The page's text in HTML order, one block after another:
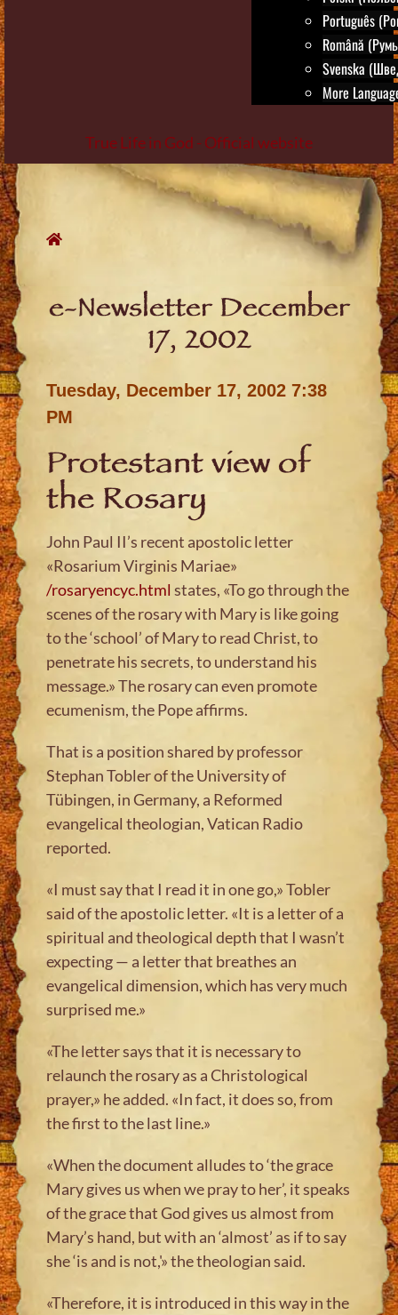
Português
Română
Svenska
More
True Life in God - Official website
Skip
to
content
e-Newsletter December
17, 2002
Tuesday, December 17, 2002 7:38
PM
Protestant view of
the Rosary
John Paul II’s recent apostolic letter
«Rosarium Virginis Mariae»
/rosaryencyc.html states, «To go through the
scenes of the rosary with Mary is like going
to the ‘school’ of Mary to read Christ, to
penetrate his secrets, to understand his
message.» The rosary can even promote
ecumenism, the Pope affirms.
That is a position shared by professor
Stephan Tobler of the University of
Tübingen, in Germany, a Reformed
evangelical theologian, Vatican Radio
reported.
«I must say that I read it in one go,» Tobler
said of the apostolic letter. «It is a letter of a
spiritual and theological depth that I wasn’t
expecting — a letter that breathes an
evangelical dimension, which has very much
surprised me.»
«The letter says that it is necessary to
relaunch the rosary as a Christological
prayer,» he added. «In fact, it does so, from
the first to the last line.»
«When the document alludes to ‘the grace
Mary gives us when we pray to her’, it speaks
of the grace that God gives us almost from
Mary’s hand, but with an ‘almost’ as if to say
she ‘is and is not,'» the theologian said.
«Therefore, it is introduced in this way in the